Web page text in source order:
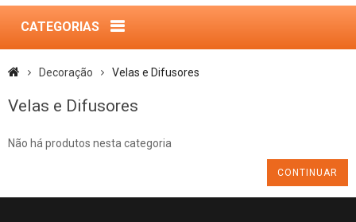
CATEGORIAS
Decoração Velas e Difusores
Velas e Difusores
Não há produtos nesta categoria
CONTINUAR